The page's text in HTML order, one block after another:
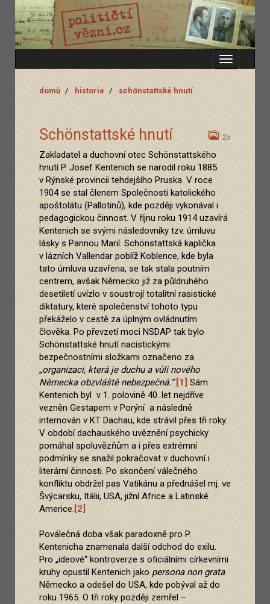
Zobrazit
domů historie schönstattské hnutí
Schönstattské hnutí 2x
Zakladatel a duchovní otec Schönstattského
hnutí P. Josef Kentenich se narodil roku 1885
v Rýnské provincii tehdejšího Pruska. V roce
1904 se stal členem Společnosti katolického
apoštolátu (Pallotinů), kde později vykonával i
pedagogickou činnost. V říjnu roku 1914 uzavírá
Kentenich se svými následovníky tzv. úmluvu
lásky s Pannou Marií. Schönstattská kaplička
v lázních Vallendar poblíž Koblence, kde byla
tato úmluva uzavřena, se tak stala poutním
centrem, avšak Německo již za půldruhého
desetiletí uvízlo v soustrojí totalitní rasistické
diktatury, které společenství tohoto typu
překáželo v cestě za úplným ovládnutím
člověka. Po převzetí moci NSDAP tak bylo
Schönstattské hnutí nacistickými
bezpečnostními složkami označeno za
„organizaci, která je duchu a vůli nového
Německa obzvláště nebezpečná.“ [1] Sám
Kentenich byl v 1. polovině 40. let nejdříve
vezněn Gestapem v Porýní a následně
internován v KT Dachau, kde strávil přes tři roky.
V období dachauského uvěznění psychicky
pomáhal spoluvězňům a i přes extrémní
podmínky se snažil pokračovat v duchovní i
literární činnosti. Po skončení válečného
konfliktu obdržel pas Vatikánu a přednášel mj. ve
Švýcarsku, Itálii, USA, jižní Africe a Latinské
Americe. [2]
Poválečná doba však paradoxně pro P.
Kentenicha znamenala další odchod do exilu.
Pro „ideové“ kontroverze s oficiálními církevními
kruhy opustil Kentenich jako persona non grata
Německo a odešel do USA, kde pobýval až do
roku 1965. O tři roky později zemřel –